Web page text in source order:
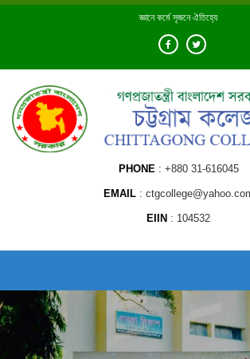
Skip
জ্ঞানে কর্মে সৃজনে ঐতিহ্যে
PHONE +880 31-616045
EMAIL
EIIN 104532